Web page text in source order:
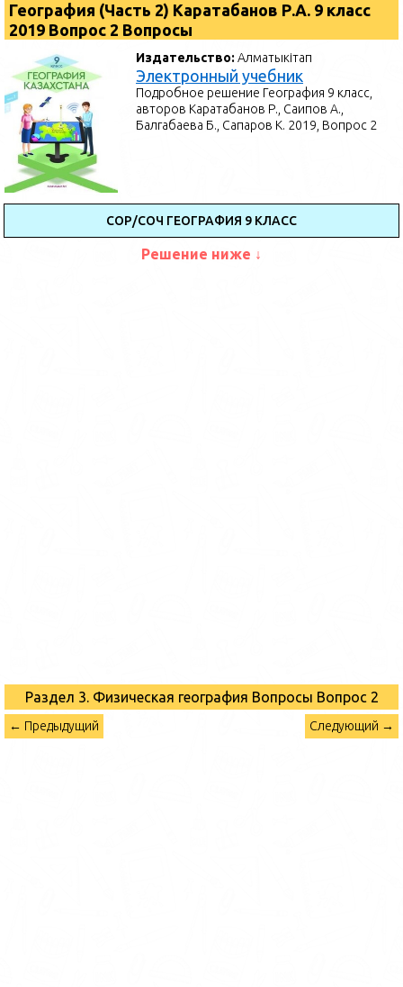
География (Часть 2) Каратабанов Р.А. 9 класс
2019 Вопрос 2 Вопросы
Издательство:Алматыкітап
Электронный учебник
Подробное решение География 9 класс,
авторов Каратабанов Р., Саипов А.,
Балгабаева Б., Сапаров К. 2019, Вопрос 2
СОР/СОЧ ГЕОГРАФИЯ 9 КЛАСС
Решение ниже ↓
Раздел 3. Физическая география Вопросы Вопрос 2
← Предыдущий Следующий →